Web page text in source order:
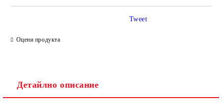
Оцени продукта
Tweet
Детайлно описание